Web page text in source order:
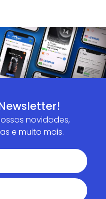
novidades,
e muito mais.